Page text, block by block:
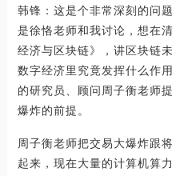
韩锋：这是个非常深刻的问
是徐恪老师和我讨论，想在
经济与区块链》，讲区块链
数字经济里究竟发挥什么作
的研究员、顾问周子衡老师
爆炸的前提。
周子衡老师把交易大爆炸跟
起来，现在大量的计算机算